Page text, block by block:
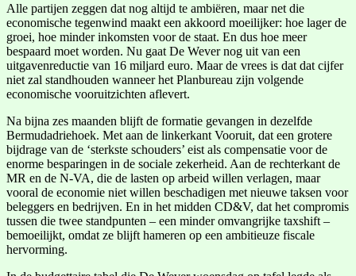
Alle partijen zeggen dat nog altijd te ambiëren, maar net die
economische tegenwind maakt een akkoord moeilijker: hoe lager de
groei, hoe minder inkomsten voor de staat. En dus hoe meer
bespaard moet worden. Nu gaat De Wever nog uit van een
uitgavenreductie van 16 miljard euro. Maar de vrees is dat dat cijfer
niet zal standhouden wanneer het Planbureau zijn volgende
economische vooruitzichten aflevert.
Na bijna zes maanden blijft de formatie gevangen in dezelfde
Bermudadriehoek. Met aan de linkerkant Vooruit, dat een grotere
bijdrage van de ‘sterkste schouders’ eist als compensatie voor de
enorme besparingen in de sociale zekerheid. Aan de rechterkant de
MR en de N-VA, die de lasten op arbeid willen verlagen, maar
vooral de economie niet willen beschadigen met nieuwe taksen voor
beleggers en bedrijven. En in het midden CD&V, dat het compromis
tussen die twee standpunten – een minder omvangrijke taxshift –
bemoeilijkt, omdat ze blijft hameren op een ambitieuze fiscale
hervorming.